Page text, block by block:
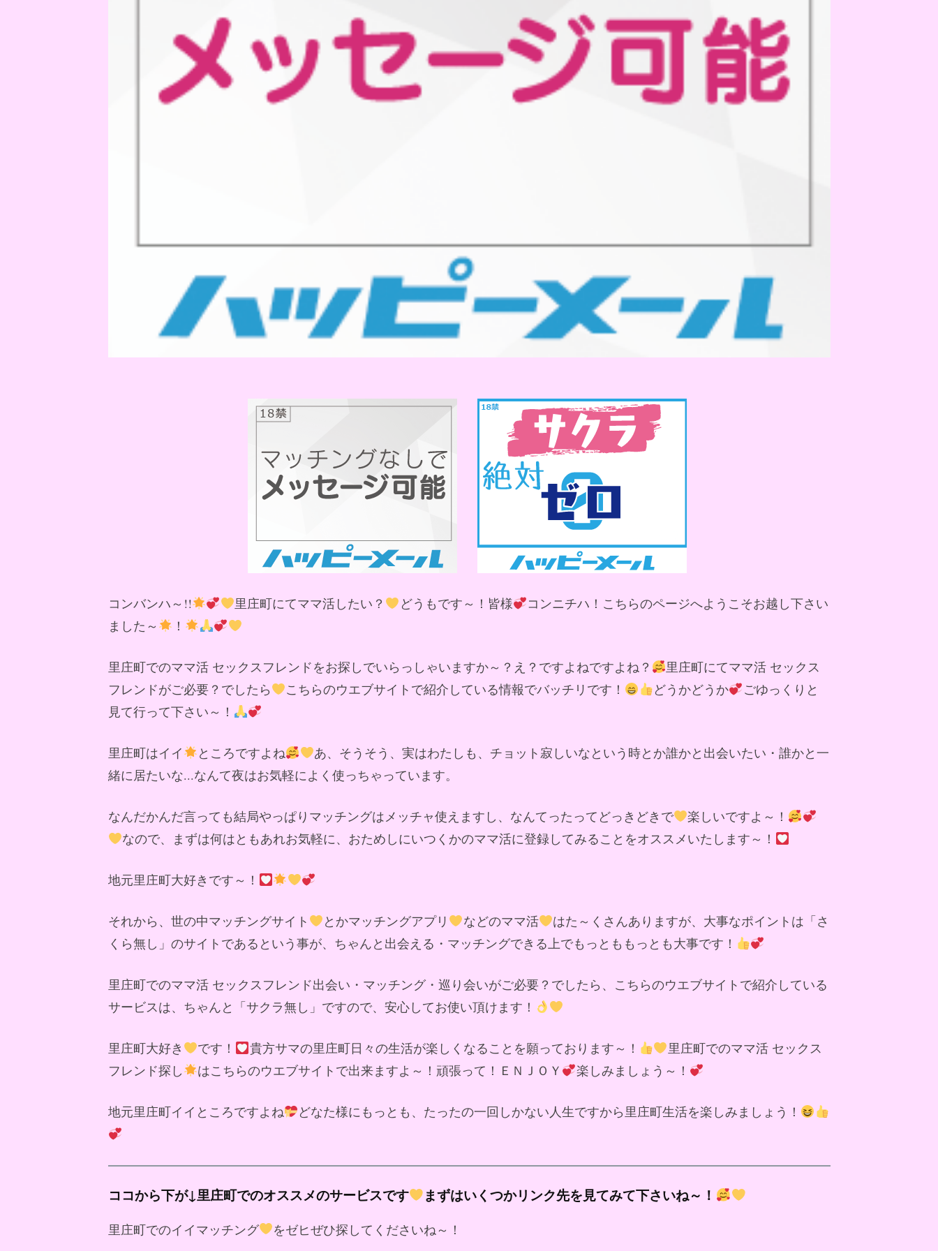
コンバンハ～!! 里庄町にてママ活したい？ どうもです～！皆様
コンニチハ！こちらのページへようこそお越し下さい
ました～
！
里庄町でのママ活 セックスフレンドをお探しでいらっしゃいますか～？え？ですよねですよね？
里庄町にてママ活 セックス
フレンドがご必要？でしたら
こちらのウエブサイトで紹介している情報でバッチリです！ どうかどうか
ごゆっくりと
見て行って下さい～！
里庄町はイイ ところですよね
あ、そうそう、実はわたしも、チョット寂しいなという時とか誰かと出会いたい・誰かと一
緒に居たいな...なんて夜はお気軽によく使っちゃっています。
なんだかんだ言っても結局やっぱりマッチングはメッチャ使えますし、なんてったってどっきどきで
楽しいですよ～！
なので、まずは何はともあれお気軽に、おためしにいつくかのママ活に登録してみることをオススメいたします～！
地元里庄町大好きです～！
それから、世の中マッチングサイト とかマッチングアプリ などのママ活
はた～くさんありますが、大事なポイントは「さ
くら無し」のサイトであるという事が、ちゃんと出会える・マッチングできる上でもっとももっとも大事です！
里庄町でのママ活 セックスフレンド出会い・マッチング・巡り会いがご必要？でしたら、こちらのウエブサイトで紹介している
サービスは、ちゃんと「サクラ無し」ですので、安心してお使い頂けます！
里庄町大好き です！ 貴方サマの里庄町日々の生活が楽しくなることを願っております～！
里庄町でのママ活 セックス
フレンド探し
はこちらのウエブサイトで出来ますよ～！頑張って！ＥＮＪＯＹ 楽しみましょう～！
地元里庄町イイところですよね どなた様にもっとも、たったの一回しかない人生ですから里庄町生活を楽しみましょう！
ココから下が↓里庄町でのオススメのサービスです まずはいくつかリンク先を見てみて下さいね～！
里庄町でのイイマッチング をゼヒぜひ探してくださいね～！